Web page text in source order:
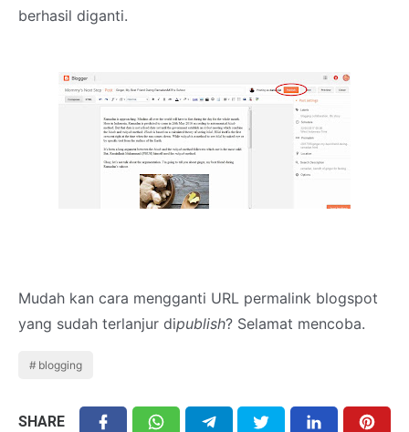
berhasil diganti.
Mudah kan cara mengganti URL permalink blogspot
yang sudah terlanjur dipublish? Selamat mencoba.
blogging
SHARE